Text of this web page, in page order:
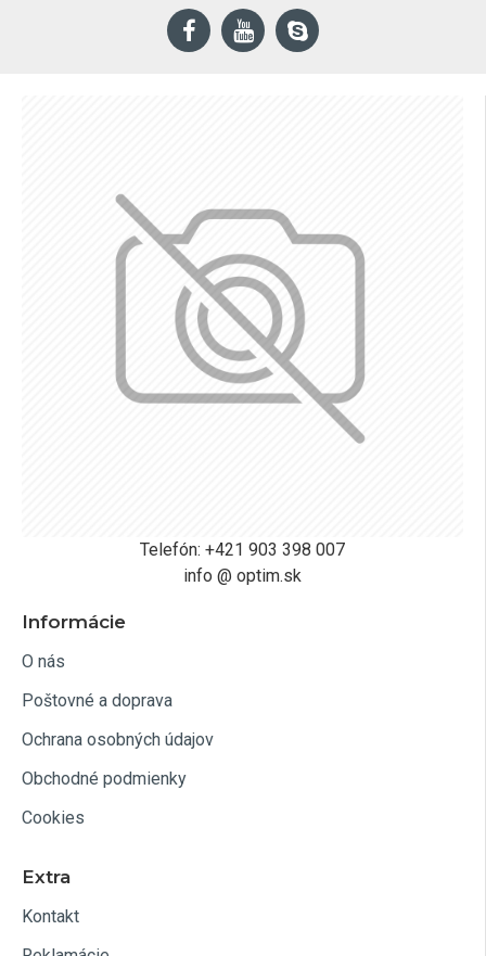
Telefón: +421 903 398 007
info @ optim.sk
Informácie
O nás
Poštovné a doprava
Ochrana osobných údajov
Obchodné podmienky
Cookies
Extra
Kontakt